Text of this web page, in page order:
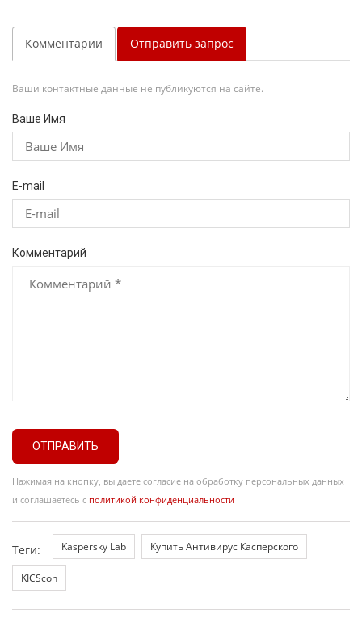
Комментарии Отправить запрос
Ваши контактные данные не публикуются на сайте.
Ваше Имя
E-mail
Комментарий
ОТПРАВИТЬ
Нажимая на кнопку, вы даете согласие на обработку персональных данных
и соглашаетесь с политикой конфиденциальности
Теги: Kaspersky Lab Купить Антивирус Касперского
KICScon